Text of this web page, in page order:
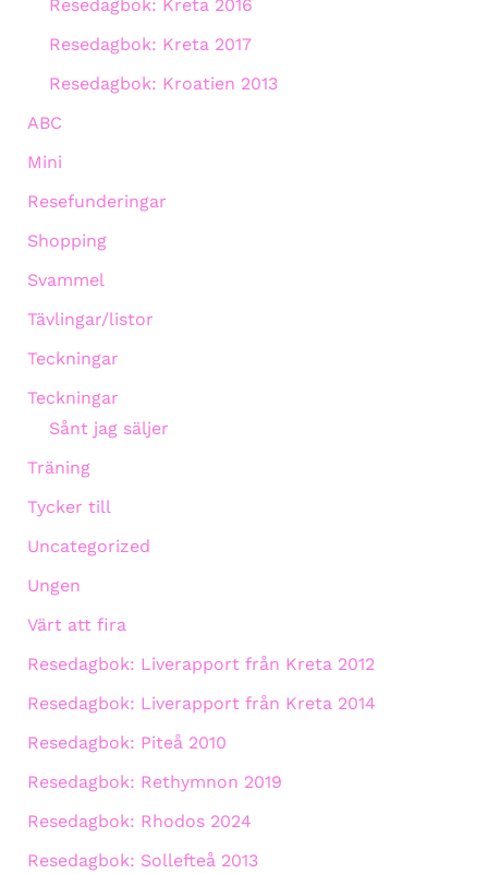
Resedagbok: Kreta 2016
Resedagbok: Kreta 2017
Resedagbok: Kroatien 2013
ABC
Mini
Resefunderingar
Shopping
Svammel
Tävlingar/listor
Teckningar
Teckningar
Sånt jag säljer
Träning
Tycker till
Uncategorized
Ungen
Värt att fira
Resedagbok: Liverapport från Kreta 2012
Resedagbok: Liverapport från Kreta 2014
Resedagbok: Piteå 2010
Resedagbok: Rethymnon 2019
Resedagbok: Rhodos 2024
Resedagbok: Sollefteå 2013